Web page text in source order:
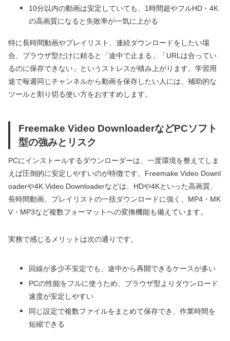
10分以内の動画は安定していても、1時間超やフルHD・4K
の高画質になると失敗率が一気に上がる
特に長時間動画やプレイリスト、連続ダウンロードをしたい場
合、ブラウザ型だけに頼ると「途中で止まる」「URLは合ってい
るのに保存できない」というストレスが積み上がります。学習用
途で毎週同じチャンネルから動画を保存したい人には、補助的な
ツールと割り切る使い方をおすすめします。
Freemake Video DownloaderなどPCソフト
型の強みとリスク
PCにインストールするダウンローダーは、一度環境を整えてしま
えば圧倒的に安定しやすいのが特徴です。Freemake Video Downl
oaderや4K Video Downloaderなどは、HDや4Kといった高画質、
長時間動画、プレイリストの一括ダウンロードに強く、MP4・MK
V・MP3など複数フォーマットへの変換機能も備えています。
実務で感じるメリットは次の通りです。
回線が多少不安定でも、途中から再開できるケースが多い
PCの性能をフルに使うため、ブラウザ型よりダウンロード
速度が安定しやすい
同じ設定で複数ファイルをまとめて保存でき、作業時間を
短縮できる